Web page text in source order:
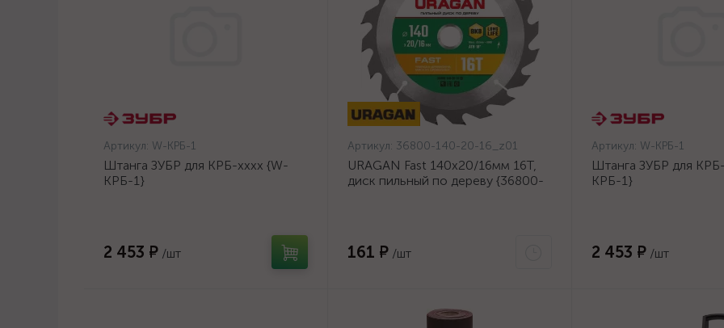
Артикул: W-КРБ-1
Штанга ЗУБР для КРБ-хххх {W-
КРБ-1}
2 453 ₽ /шт
Артикул: 36800-140-20-16_z01
URAGAN Fast 140x20/16мм 16Т,
диск пильный по дереву {36800-
161 ₽ /шт
Артикул: W-КРБ-1
Штанга ЗУБР для
КРБ-1}
2 453 ₽ /шт